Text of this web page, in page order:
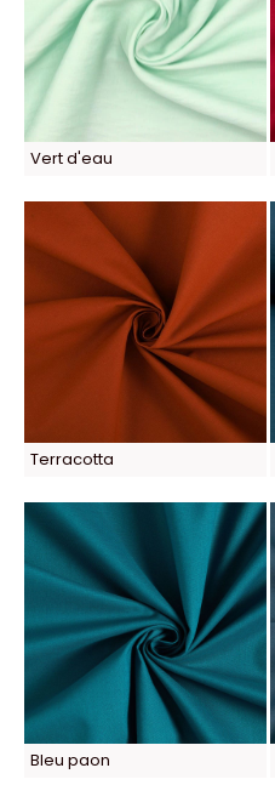
Vert d'eau
Terracotta
Bleu paon